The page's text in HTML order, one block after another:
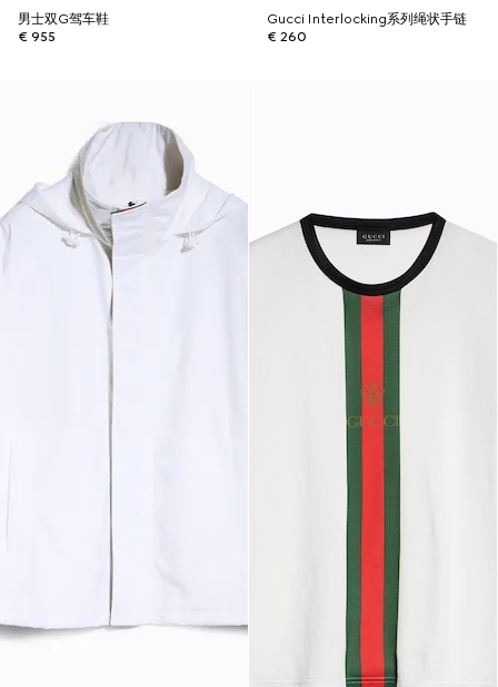
男士双G驾车鞋
€ 955
Gucci Interlocking系列绳状手链
€ 260